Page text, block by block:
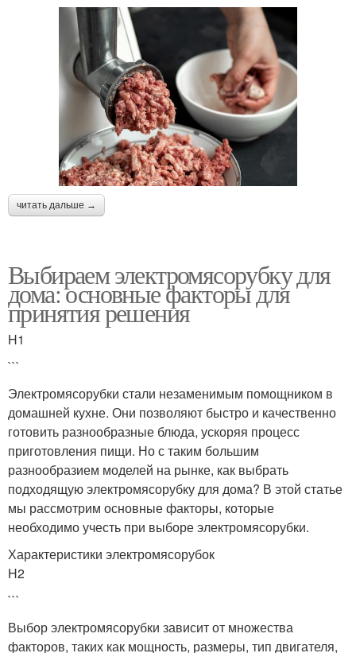
читать дальше →
Выбираем электромясорубку для
дома: основные факторы для
принятия решения
H1
```
Электромясорубки стали незаменимым помощником в
домашней кухне. Они позволяют быстро и качественно
готовить разнообразные блюда, ускоряя процесс
приготовления пищи. Но с таким большим
разнообразием моделей на рынке, как выбрать
подходящую электромясорубку для дома? В этой статье
мы рассмотрим основные факторы, которые
необходимо учесть при выборе электромясорубки.
Характеристики электромясорубок
H2
```
Выбор электромясорубки зависит от множества
факторов, таких как мощность, размеры, тип двигателя,